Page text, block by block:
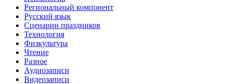
Региональный компонент
Русский язык
Сценарии праздников
Технология
Физкультура
Чтение
Разное
Аудиозаписи
Видеозаписи